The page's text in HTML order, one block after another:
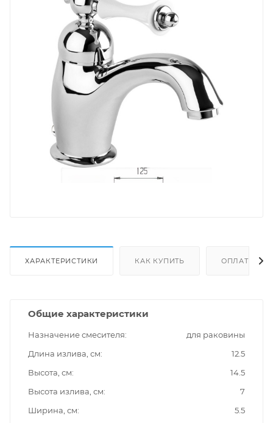
ХАРАКТЕРИСТИКИ КАК КУПИТЬ ОПЛАТА
Общие характеристики
Назначение смесителя
для раковины
Длина излива, см
12.5
Высота, см
14.5
Высота излива, см
7
Ширина, см
5.5